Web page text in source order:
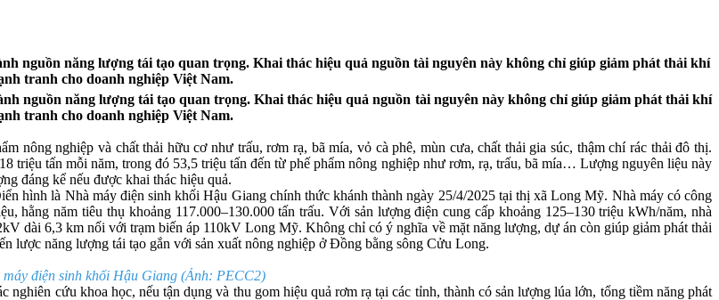
nguồn năng lượng tái tạo quan trọng. Khai thác hiệu quả nguồn tài nguyên này không chỉ giúp giảm phát thải khí
tranh cho doanh nghiệp Việt Nam.
nguồn năng lượng tái tạo quan trọng. Khai thác hiệu quả nguồn tài nguyên này không chỉ giúp giảm phát thải khí
tranh cho doanh nghiệp Việt Nam.
nông nghiệp và chất thải hữu cơ như trấu, rơm rạ, bã mía, vỏ cà phê, mùn cưa, chất thải gia súc, thậm chí rác thải đô thị.
triệu tấn mỗi năm, trong đó 53,5 triệu tấn đến từ phế phẩm nông nghiệp như rơm, rạ, trấu, bã mía… Lượng nguyên liệu này
đáng kể nếu được khai thác hiệu quả.
hình là Nhà máy điện sinh khối Hậu Giang chính thức khánh thành ngày 25/4/2025 tại thị xã Long Mỹ. Nhà máy có công
hằng năm tiêu thụ khoảng 117.000–130.000 tấn trấu. Với sản lượng điện cung cấp khoảng 125–130 triệu kWh/năm, nhà
dài 6,3 km nối với trạm biến áp 110kV Long Mỹ. Không chỉ có ý nghĩa về mặt năng lượng, dự án còn giúp giảm phát thải
lược năng lượng tái tạo gắn với sản xuất nông nghiệp ở Đồng bằng sông Cửu Long.
máy điện sinh khối Hậu Giang (Ảnh: PECC2)
cứu khoa học, nếu tận dụng và thu gom hiệu quả rơm rạ tại các tỉnh, thành có sản lượng lúa lớn, tổng tiềm năng phát